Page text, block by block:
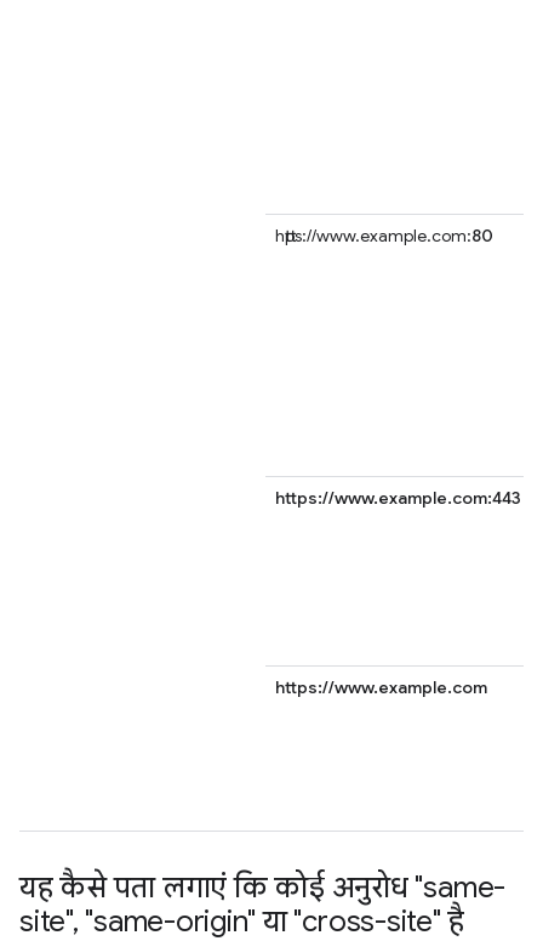
https://www.example.com:80
https://www.example.com:443
https://www.example.com
यह कैसे पता लगाएं कि कोई अनुरोध "same-
site", "same-origin" या "cross-site" है